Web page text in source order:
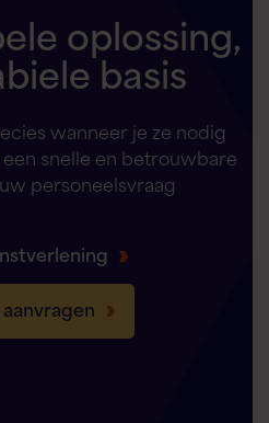
oplossing,
basis
wanneer je ze nodig
snelle en betrouwbare
personeelsvraag